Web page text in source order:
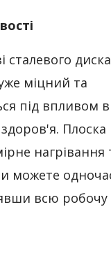
сталевого диска
міцний та
під впливом
Плоска
нагрівання
можете
всю робочу